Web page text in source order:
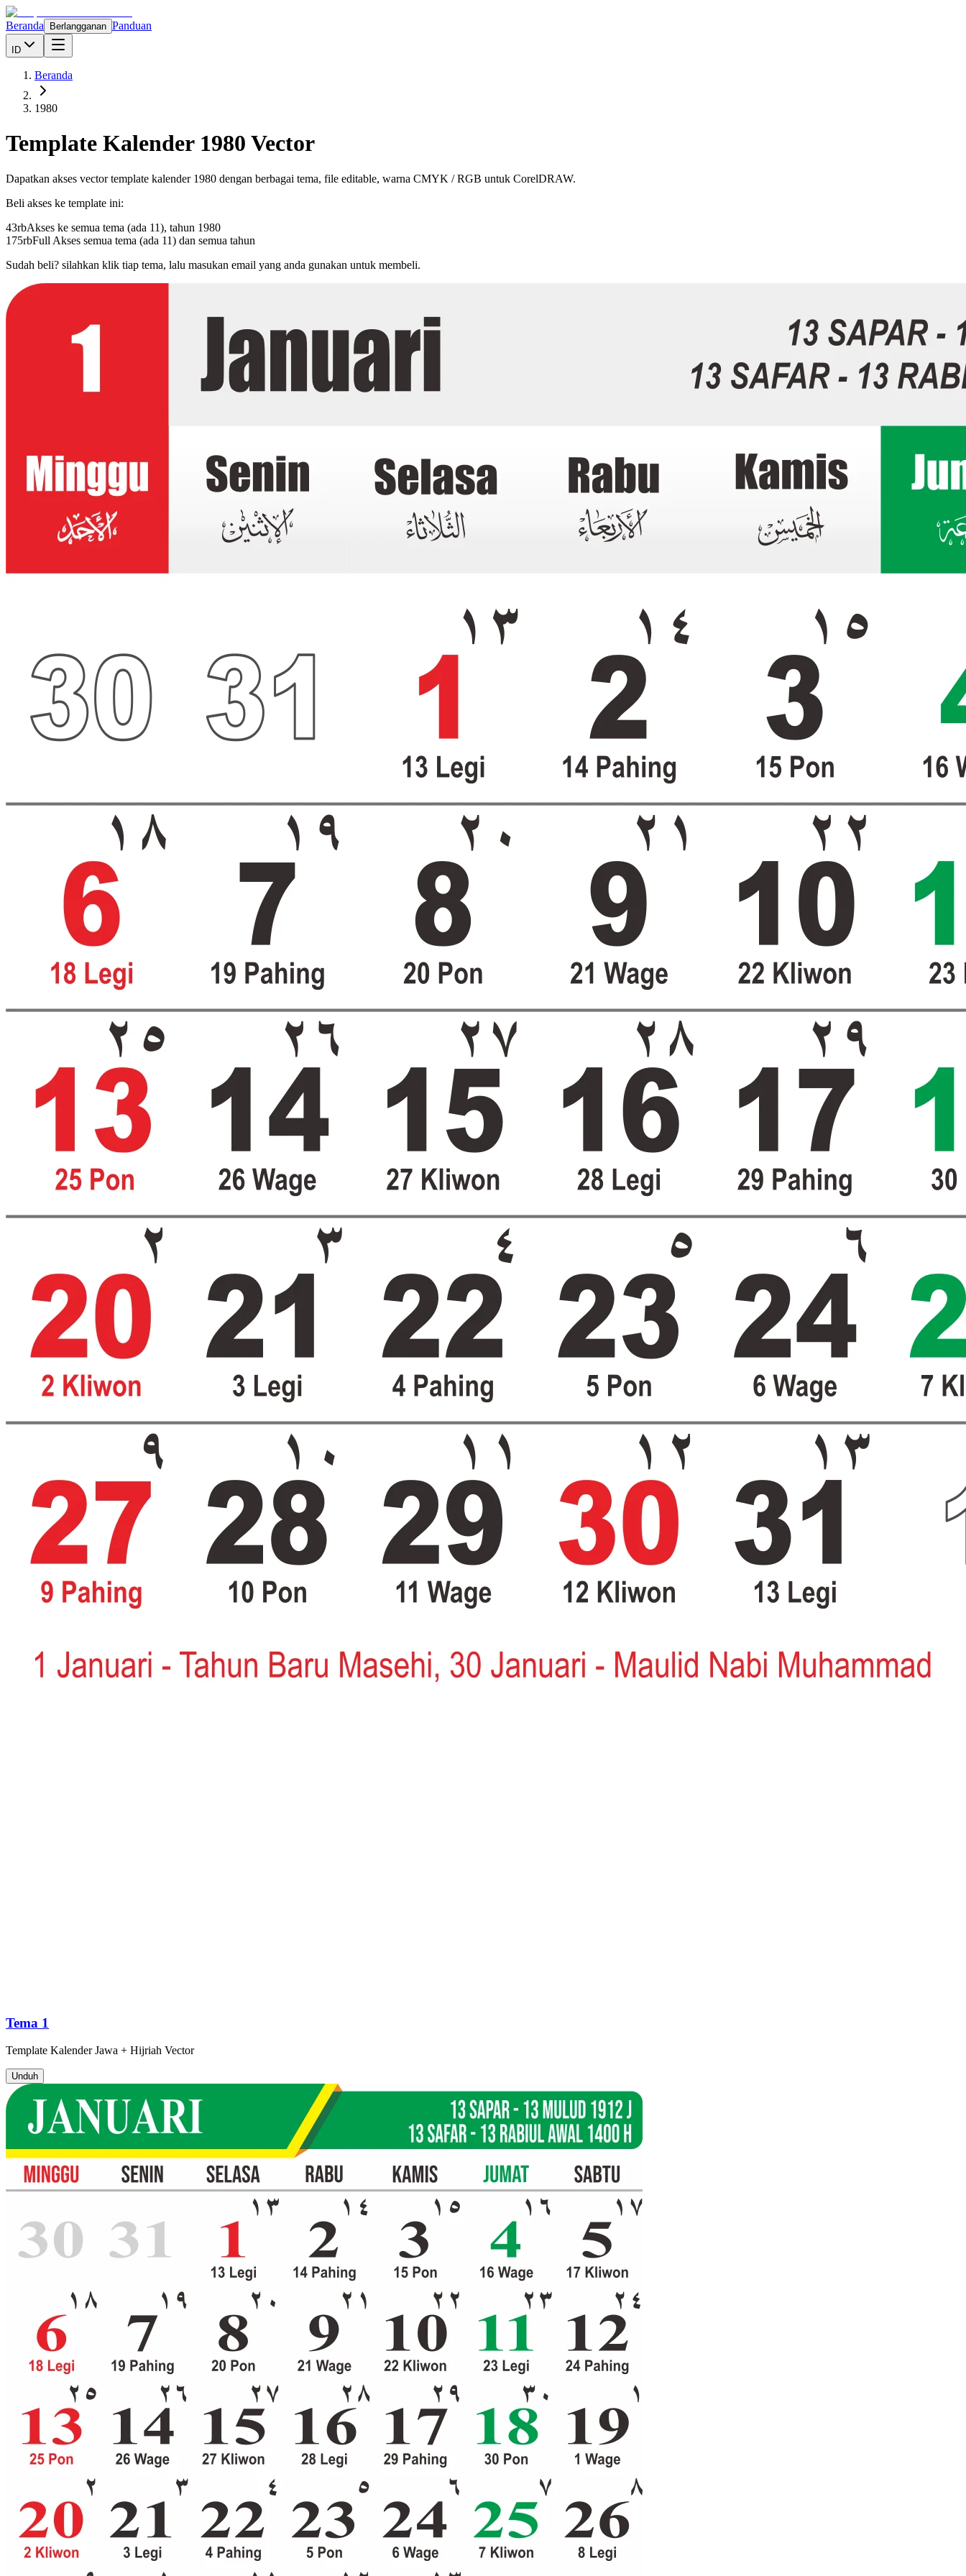
Beranda Berlangganan Panduan
ID
Beranda
1980
Template Kalender 1980 Vector
Dapatkan akses vector template kalender 1980 dengan berbagai tema, file editable, warna CMYK / RGB untuk CorelDRAW.
Beli akses ke template ini:
43rbAkses ke semua tema (ada 11), tahun 1980
175rbFull Akses semua tema (ada 11) dan semua tahun
Sudah beli? silahkan klik tiap tema, lalu masukan email yang anda gunakan untuk membeli.
Tema 1
Template Kalender Jawa + Hijriah Vector
Unduh